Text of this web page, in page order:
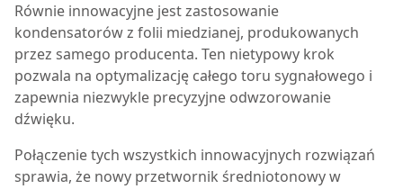
Równie innowacyjne jest zastosowanie
kondensatorów z folii miedzianej, produkowanych
przez samego producenta. Ten nietypowy krok
pozwala na optymalizację całego toru sygnałowego i
zapewnia niezwykle precyzyjne odwzorowanie
dźwięku.
Połączenie tych wszystkich innowacyjnych rozwiązań
sprawia, że nowy przetwornik średniotonowy w